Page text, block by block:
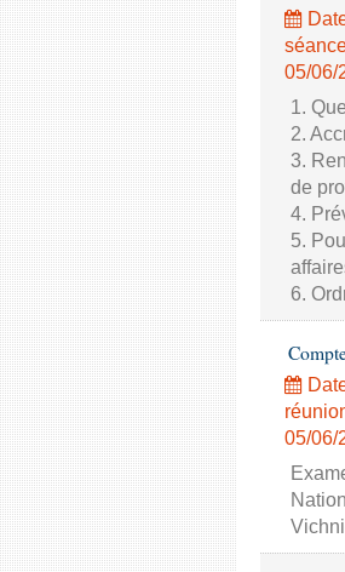
05/06/
1.
2.
3.
de
4.
5.
6.
05/06/